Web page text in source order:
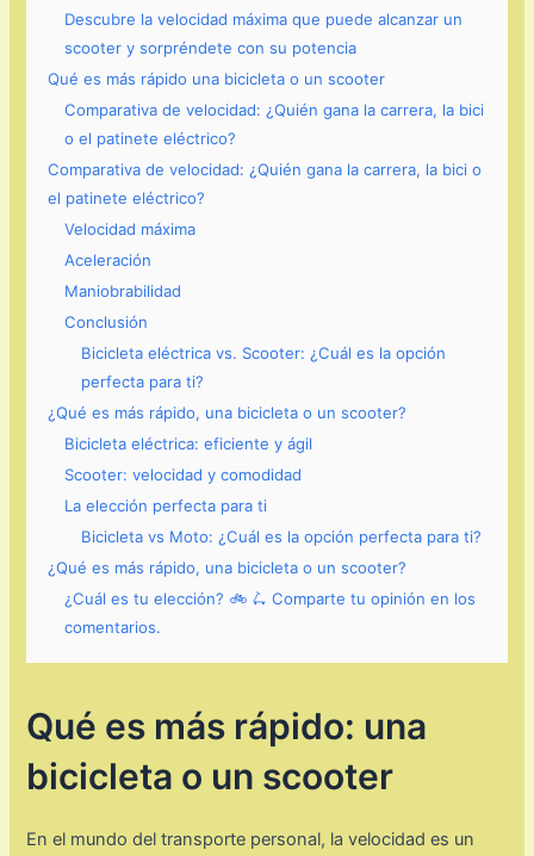
Descubre la velocidad máxima que puede alcanzar un
scooter y sorpréndete con su potencia
Qué es más rápido una bicicleta o un scooter
Comparativa de velocidad: ¿Quién gana la carrera, la bici
o el patinete eléctrico?
Comparativa de velocidad: ¿Quién gana la carrera, la bici o
el patinete eléctrico?
Velocidad máxima
Aceleración
Maniobrabilidad
Conclusión
Bicicleta eléctrica vs. Scooter: ¿Cuál es la opción
perfecta para ti?
¿Qué es más rápido, una bicicleta o un scooter?
Bicicleta eléctrica: eficiente y ágil
Scooter: velocidad y comodidad
La elección perfecta para ti
Bicicleta vs Moto: ¿Cuál es la opción perfecta para ti?
¿Qué es más rápido, una bicicleta o un scooter?
¿Cuál es tu elección? 🚲 🛴 Comparte tu opinión en los
comentarios.
Qué es más rápido: una
bicicleta o un scooter
En el mundo del transporte personal, la velocidad es un